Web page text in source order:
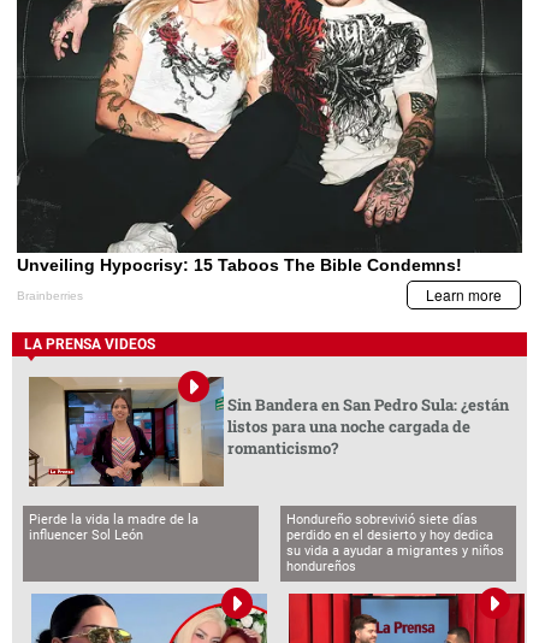
LA PRENSA VIDEOS
Sin Bandera en San Pedro Sula: ¿están
listos para una noche cargada de
romanticismo?
Pierde la vida la madre de la
influencer Sol León
Hondureño sobrevivió siete días
perdido en el desierto y hoy dedica
su vida a ayudar a migrantes y niños
hondureños